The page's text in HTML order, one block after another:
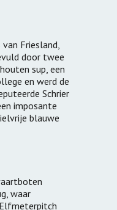
Friesland,
door twee
sup, een
en werd de
Schrier
imposante
blauwe
waar